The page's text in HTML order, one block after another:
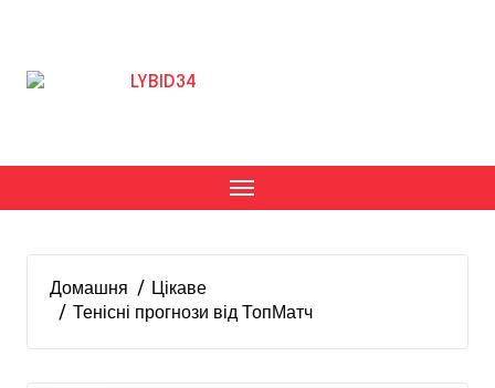
Домашня
Цікаве
Тенісні прогнози від ТопМатч